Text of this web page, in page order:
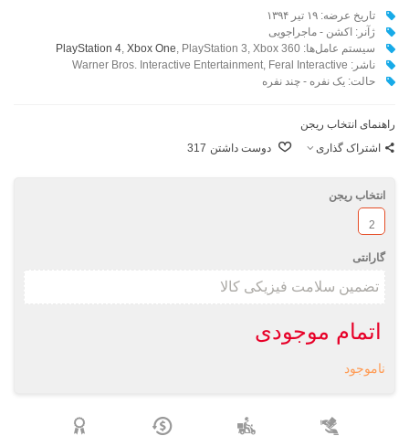
تاریخ عرضه: ۱۹ تیر ۱۳۹۴
ژآنر: اکشن - ماجراجویی
سیستم عامل‌ها:
PlayStation 4, Xbox One , PlayStation 3, Xbox 360
ناشر: Warner Bros. Interactive Entertainment
, Feral Interactive
حالت: یک نفره - چند نفره
راهنمای انتخاب ریجن
اشتراک گذاری
دوست داشتن 317
انتخاب ریجن
2
گارانتی
اتمام موجودی
ناموجود